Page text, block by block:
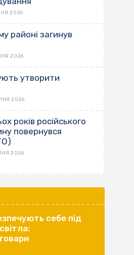
2026
районі загинув
2026
утворити
2026
років російського
повернувся
2026
себе під